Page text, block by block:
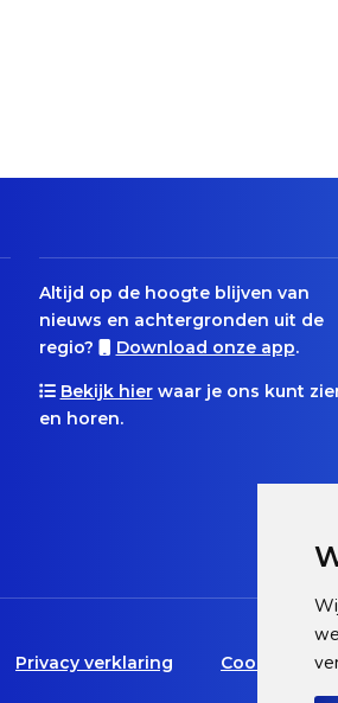
Altijd op de hoogte blijven van
nieuws en achtergronden uit de
regio?
Download onze app.
Bekijk hierwaar je ons kunt
en horen.
Privacy verklaring Cookie